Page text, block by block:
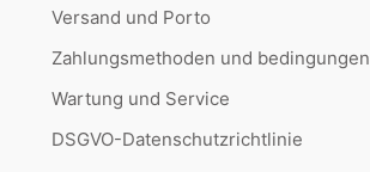
Versand und Porto
Zahlungsmethoden und bedingungen
Wartung und Service
DSGVO-Datenschutzrichtlinie